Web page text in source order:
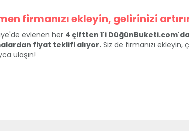
firmanızı ekleyin, gelirinizi
evlenen her 4 çiftten 1'i
fiyat teklifi alıyor. Siz de firmanızı ekleyin,
ulaşın!